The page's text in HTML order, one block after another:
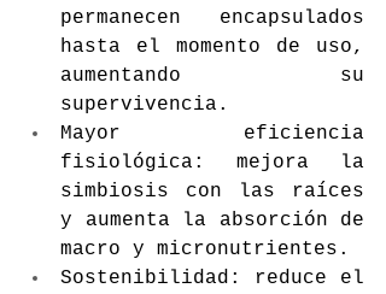
permanecen encapsulados
hasta el momento de uso,
aumentando su
supervivencia.
Mayor eficiencia
fisiológica: mejora la
simbiosis con las raíces
y aumenta la absorción de
macro y micronutrientes.
Sostenibilidad: reduce el